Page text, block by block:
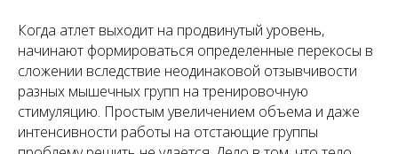
Когда атлет выходит на продвинутый уровень,
начинают формироваться определенные перекосы в
сложении вследствие неодинаковой отзывчивости
разных мышечных групп на тренировочную
стимуляцию. Простым увеличением объема и даже
интенсивности работы на отстающие группы